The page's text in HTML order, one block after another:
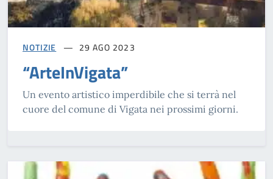
NOTIZIE 29 AGO 2023
“ArteInVigata”
Un evento artistico imperdibile che si terrà nel
cuore del comune di Vigata nei prossimi giorni.